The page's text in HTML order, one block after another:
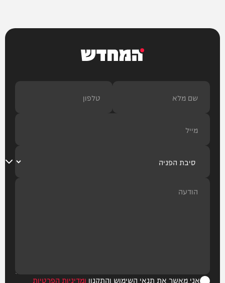
המחדש
אני מאשר את תנאי השימוש והתקנון ומדיניות הפרטיות